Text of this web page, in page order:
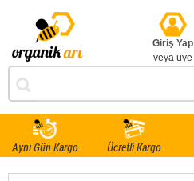
Giriş Yap
veya üye
Aynı Gün Kargo Ücretli Kargo